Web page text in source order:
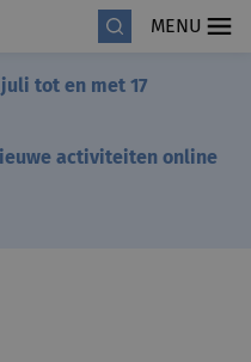
MENU
tot en met 17
activiteiten online